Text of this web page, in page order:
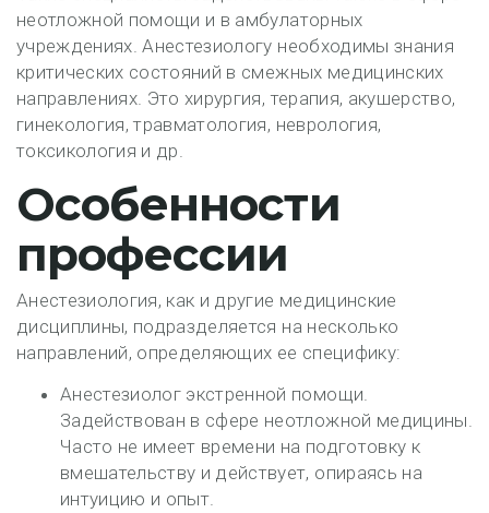
неотложной помощи и в амбулаторных
учреждениях. Анестезиологу необходимы знания
критических состояний в смежных медицинских
направлениях. Это хирургия, терапия, акушерство,
гинекология, травматология, неврология,
токсикология и др.
Особенности
профессии
Анестезиология, как и другие медицинские
дисциплины, подразделяется на несколько
направлений, определяющих ее специфику:
Анестезиолог экстренной помощи.
Задействован в сфере неотложной медицины.
Часто не имеет времени на подготовку к
вмешательству и действует, опираясь на
интуицию и опыт.